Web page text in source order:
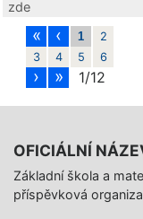
zde
« ‹ 1
2
3
4 5 6
› » 1/12
OFICIÁLNÍ
Základní škola a
příspěvková